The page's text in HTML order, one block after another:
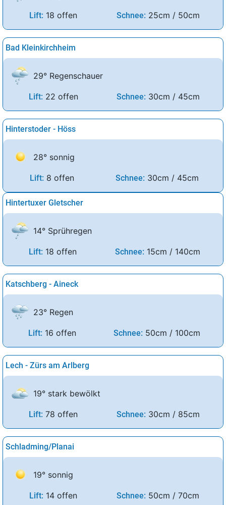
Lift: 18 offen Schnee: 25cm / 50cm
Bad Kleinkirchheim
29° Regenschauer
Lift: 22 offen Schnee: 30cm / 45cm
Hinterstoder - Höss
28° sonnig
Lift: 8 offen Schnee: 30cm / 45cm
Hintertuxer Gletscher
14° Sprühregen
Lift: 18 offen Schnee: 15cm / 140cm
Katschberg - Aineck
23° Regen
Lift: 16 offen Schnee: 50cm / 100cm
Lech - Zürs am Arlberg
19° stark bewölkt
Lift: 78 offen Schnee: 30cm / 85cm
Schladming/Planai
19° sonnig
Lift: 14 offen Schnee: 50cm / 70cm